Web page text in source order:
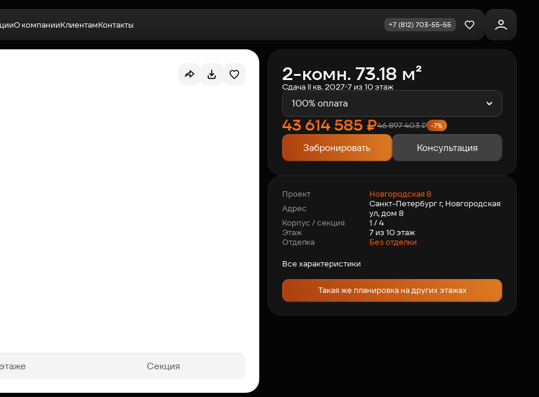
О компанииКлиентамКонтакты +7 (812) 703-55-55
Секция
2-комн. 73.18 м²
Сдача II кв. 2027 7 из 10 этаж
100% оплата
43 614 585 ₽46 897 403₽ -7%
Забронировать Консультация
Проект
Новгородская 8
Адрес
Санкт-Петербург г, Новгородская
ул, дом 8
Корпус / секция
1 / 4
Этаж
7 из 10 этаж
Отделка
Без отделки
Все характеристики
Такая же планировка на других этажах